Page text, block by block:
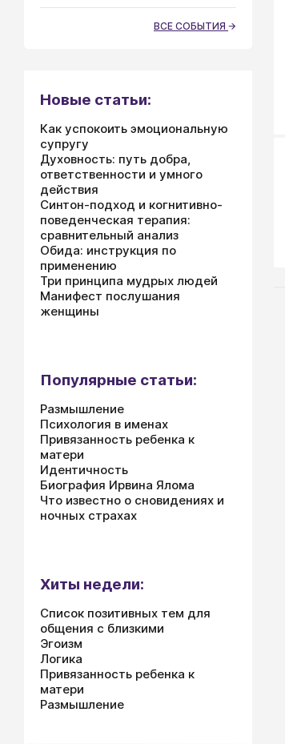
ВСЕ СОБЫТИЯ
Новые статьи:
Как успокоить эмоциональную
супругу
Духовность: путь добра,
ответственности и умного
действия
Синтон-подход и когнитивно-
поведенческая терапия:
сравнительный анализ
Обида: инструкция по
применению
Три принципа мудрых людей
Манифест послушания
женщины
Популярные статьи:
Размышление
Психология в именах
Привязанность ребенка к
матери
Идентичность
Биография Ирвина Ялома
Что известно о сновидениях и
ночных страхах
Хиты недели:
Список позитивных тем для
общения с близкими
Эгоизм
Логика
Привязанность ребенка к
матери
Размышление